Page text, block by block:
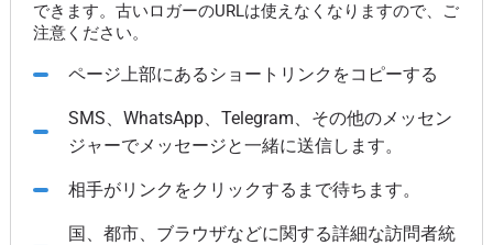
できます。古いロガーのURLは使えなくなりますので、ご
注意ください。
ページ上部にあるショートリンクをコピーする
SMS、WhatsApp、Telegram、その他のメッセン
ジャーでメッセージと一緒に送信します。
相手がリンクをクリックするまで待ちます。
国、都市、ブラウザなどに関する詳細な訪問者統